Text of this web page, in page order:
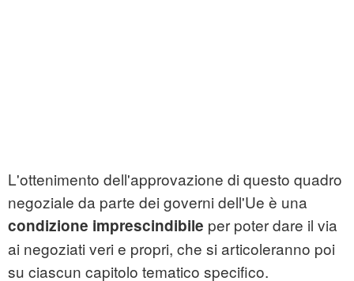
L'ottenimento dell'approvazione di questo quadro
negoziale da parte dei governi dell'Ue è una
condizione imprescindibile per poter dare il via
ai negoziati veri e propri, che si articoleranno poi
su ciascun capitolo tematico specifico.